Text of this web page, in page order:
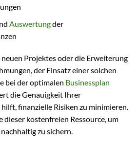
Auswertungder
Projektes oder die Erweiterung
der Einsatz einer solchen
bei der optimalen Businessplan
die Genauigkeit Ihrer
finanzielle Risiken zu minimieren.
dieser kostenfreien Ressource, um
zu sichern.